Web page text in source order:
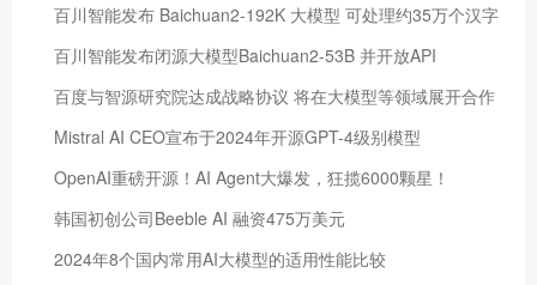
百川智能发布 Baichuan2-192K 大模型 可处理约35万个汉字
百川智能发布闭源大模型Baichuan2-53B 并开放API
百度与智源研究院达成战略协议 将在大模型等领域展开合作
Mistral AI CEO宣布于2024年开源GPT-4级别模型
OpenAI重磅开源！AI Agent大爆发，狂揽6000颗星！
韩国初创公司Beeble AI 融资475万美元
2024年8个国内常用AI大模型的适用性能比较